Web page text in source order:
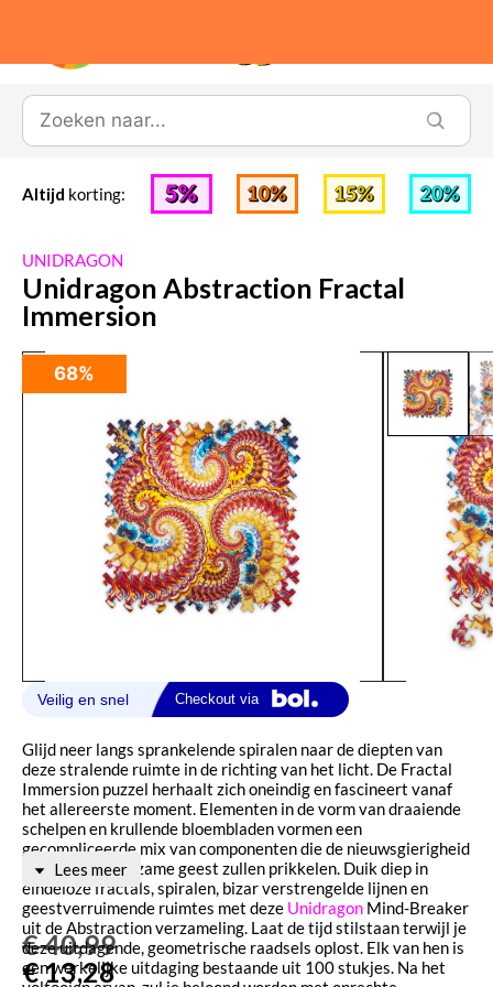
Altijd korting:
Glijd neer langs sprankelende spiralen naar de diepten van
deze stralende ruimte in de richting van het licht. De Fractal
Immersion puzzel herhaalt zich oneindig en fascineert vanaf
het allereerste moment. Elementen in de vorm van draaiende
schelpen en krullende bloembladen vormen een
gecompliceerde mix van componenten die de nieuwsgierigheid
van een opmerkzame geest zullen prikkelen. Duik diep in
eindeloze fractals, spiralen, bizar verstrengelde lijnen en
geestverruimende ruimtes met deze Unidragon Mind-Breaker
uit de Abstraction verzameling. Laat de tijd stilstaan terwijl je
deze uitdagende, geometrische raadsels oplost. Elk van hen is
een werkelijke uitdaging bestaande uit 100 stukjes. Na het
Lees meer
€40,99
€13,28
UNIDRAGON
Unidragon Abstraction Fractal
Immersion
68%